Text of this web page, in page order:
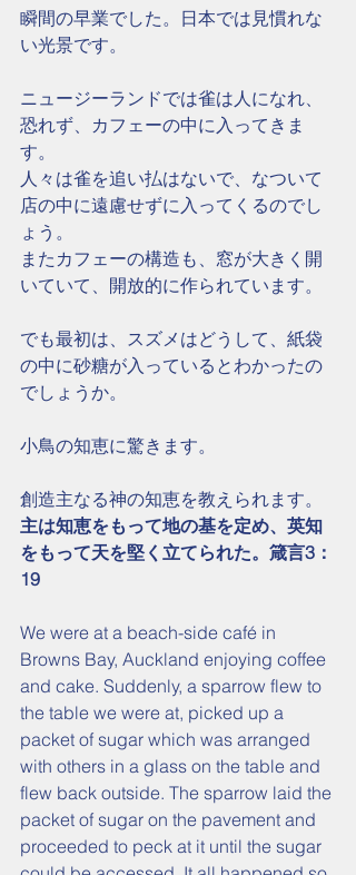
瞬間の早業でした。日本では見慣れな
い光景です。
ニュージーランドでは雀は人になれ、
恐れず、カフェーの中に入ってきま
す。
人々は雀を追い払はないで、なついて
店の中に遠慮せずに入ってくるのでし
ょう。
またカフェーの構造も、窓が大きく開
いていて、開放的に作られています。
でも最初は、スズメはどうして、紙袋
の中に砂糖が入っているとわかったの
でしょうか。
小鳥の知恵に驚きます。
創造主なる神の知恵を教えられます。
主は知恵をもって地の基を定め、英知
をもって天を堅く立てられた。箴言3：
19
We were at a beach-side café in
Browns Bay, Auckland enjoying coffee
and cake. Suddenly, a sparrow flew to
the table we were at, picked up a
packet of sugar which was arranged
with others in a glass on the table and
flew back outside. The sparrow laid the
packet of sugar on the pavement and
proceeded to peck at it until the sugar